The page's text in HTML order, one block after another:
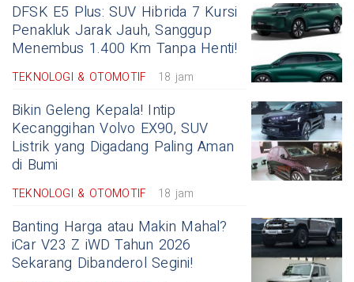
DFSK E5 Plus: SUV Hibrida 7 Kursi
Penakluk Jarak Jauh, Sanggup
Menembus 1.400 Km Tanpa Henti!
TEKNOLOGI & OTOMOTIF 18 jam
Bikin Geleng Kepala! Intip
Kecanggihan Volvo EX90, SUV
Listrik yang Digadang Paling Aman
di Bumi
TEKNOLOGI & OTOMOTIF 18 jam
Banting Harga atau Makin Mahal?
iCar V23 Z iWD Tahun 2026
Sekarang Dibanderol Segini!